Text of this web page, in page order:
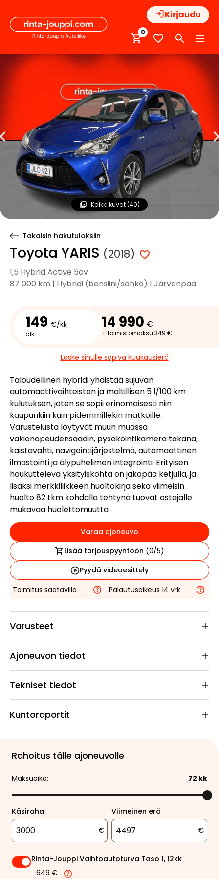
sisältöön
Kirjaudu
0
Kaikki kuvat (40)
Takaisin hakutuloksiin
Toyota YARIS (2018)
1,5 Hybrid Active 5ov
87 000 km | Hybridi (bensiini/sähkö) | Järvenpää
149 €/kk
alk.
14 990 €
+ toimistomaksu 349 €
Laske sinulle sopiva kuukausierä
Taloudellinen hybridi yhdistää sujuvan
automaattivaihteiston ja maltillisen 5 l/100 km
kulutuksen, joten se sopii erinomaisesti niin
kaupunkiin kuin pidemmillekin matkoille.
Varustelusta löytyvät muun muassa
vakionopeudensäädin, pysäköintikamera takana,
kaistavahti, navigointijärjestelmä, automaattinen
ilmastointi ja älypuhelimen integrointi. Erityisen
houkutteleva yksityiskohta on jakopää ketjulla, ja
lisäksi merkkiliikkeen huoltokirja sekä viimeisin
huolto 82 tkm kohdalla tehtynä tuovat ostajalle
mukavaa huolettomuutta.
Varaa ajoneuvo
Lisää tarjouspyyntöön (0/5)
Pyydä videoesittely
Toimitus saatavilla
Palautusoikeus 14 vrk
Varusteet
Ajoneuvon tiedot
Tekniset tiedot
Kuntoraportit
Rahoitus tälle ajoneuvolle
Maksuaika: 72 kk
Käsiraha
€
Viimeinen erä
€
Rinta-Jouppi Vaihtoautoturva Taso 1, 12kk
649 €